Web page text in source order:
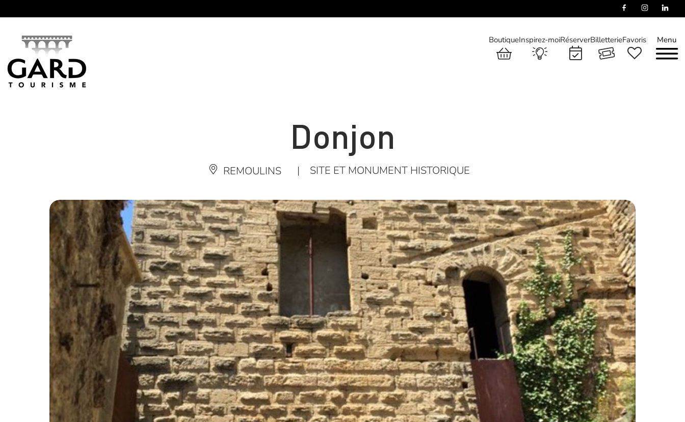
Menu
BoutiqueInspirez-moiRéserverBilletterieFavoris
Donjon
REMOULINS | SITE ET MONUMENT HISTORIQUE